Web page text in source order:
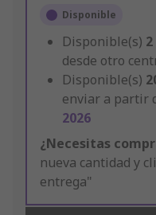
Disponible
Disponible(s) 2
desde otro
Disponible(s)
enviar a partir
2026
¿Necesitas
nueva cantidad y
entrega"